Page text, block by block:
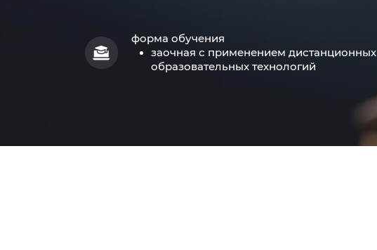
форма обучения
заочная с применением дистанционных
образовательных технологий